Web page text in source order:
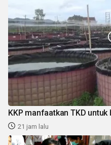
KKP manfaatkan TKD
21 jam lalu